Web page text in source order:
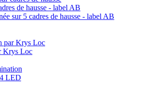
de hausse - label AB
sur 5 cadres de hausse - label AB
par Krys Loc
Krys Loc
LED